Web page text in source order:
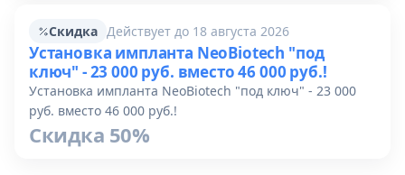
Скидка Действует до 18 августа 2026
Установка импланта NeoBiotech "под
ключ" - 23 000 руб. вместо 46 000 руб.!
Установка импланта NeoBiotech "под ключ" - 23 000
руб. вместо 46 000 руб.!
Скидка 50%